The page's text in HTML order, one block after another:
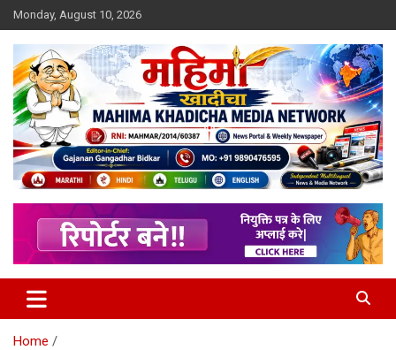
Skip
to
content
Monday, August 10, 2026
Mahimakhadicha
Home